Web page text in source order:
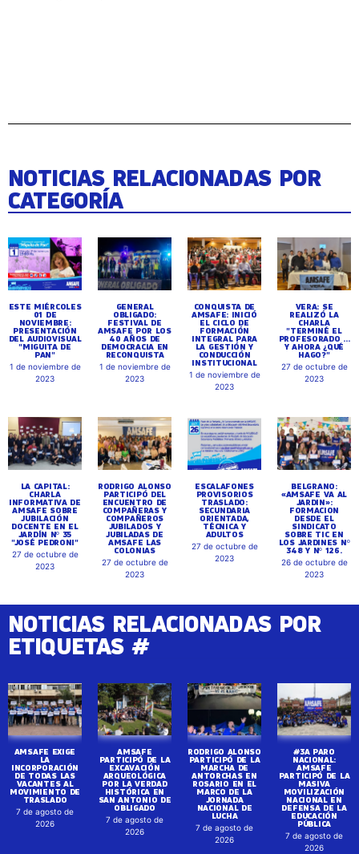
NOTICIAS RELACIONADAS POR
CATEGORÍA
ESTE MIÉRCOLES
01 DE
NOVIEMBRE:
PRESENTACIÓN
DEL AUDIOVISUAL
"MIGUITA DE
PAN"
1 de noviembre de
2023
GENERAL
OBLIGADO:
FESTIVAL DE
AMSAFE POR LOS
40 AÑOS DE
DEMOCRACIA EN
RECONQUISTA
1 de noviembre de
2023
CONQUISTA DE
AMSAFE: INICIÓ
EL CICLO DE
FORMACIÓN
INTEGRAL PARA
LA GESTIÓN Y
CONDUCCIÓN
INSTITUCIONAL
1 de noviembre de
2023
VERA: SE
REALIZÓ LA
CHARLA
"TERMINÉ EL
PROFESORADO ...
Y AHORA ¿QUÉ
HAGO?"
27 de octubre de
2023
LA CAPITAL:
CHARLA
INFORMATIVA DE
AMSAFE SOBRE
JUBILACIÓN
DOCENTE EN EL
JARDÍN Nº 35
"JOSÉ PEDRONI"
27 de octubre de
2023
RODRIGO ALONSO
PARTICIPÓ DEL
ENCUENTRO DE
COMPAÑERAS Y
COMPAÑEROS
JUBILADOS Y
JUBILADAS DE
AMSAFE LAS
COLONIAS
27 de octubre de
2023
ESCALAFONES
PROVISORIOS
TRASLADO:
SECUNDARIA
ORIENTADA,
TÉCNICA Y
ADULTOS
27 de octubre de
2023
BELGRANO:
«AMSAFE VA AL
JARDIN»:
FORMACION
DESDE EL
SINDICATO
SOBRE TIC EN
LOS JARDINES Nº
348 Y Nº 126.
26 de octubre de
2023
NOTICIAS RELACIONADAS POR
ETIQUETAS #
AMSAFE EXIGE
LA
INCORPORACIÓN
DE TODAS LAS
VACANTES AL
MOVIMIENTO DE
TRASLADO
7 de agosto de
2026
AMSAFE
PARTICIPÓ DE LA
EXCAVACIÓN
ARQUEOLÓGICA
POR LA VERDAD
HISTÓRICA EN
SAN ANTONIO DE
OBLIGADO
7 de agosto de
2026
RODRIGO ALONSO
PARTICIPÓ DE LA
MARCHA DE
ANTORCHAS EN
ROSARIO EN EL
MARCO DE LA
JORNADA
NACIONAL DE
LUCHA
7 de agosto de
2026
#3A PARO
NACIONAL:
AMSAFE
PARTICIPÓ DE LA
MASIVA
MOVILIZACIÓN
NACIONAL EN
DEFENSA DE LA
EDUCACIÓN
PÚBLICA
7 de agosto de
2026